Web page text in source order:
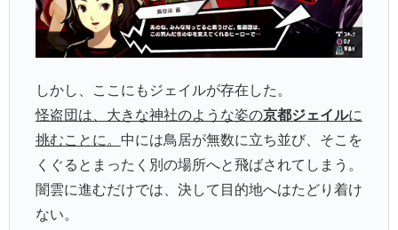
しかし、ここにもジェイルが存在した。
怪盗団は、大きな神社のような姿の京都ジェイルに
挑むことに。 中には鳥居が無数に立ち並び、そこを
くぐるとまったく別の場所へと飛ばされてしまう。
闇雲に進むだけでは、決して目的地へはたどり着け
ない。